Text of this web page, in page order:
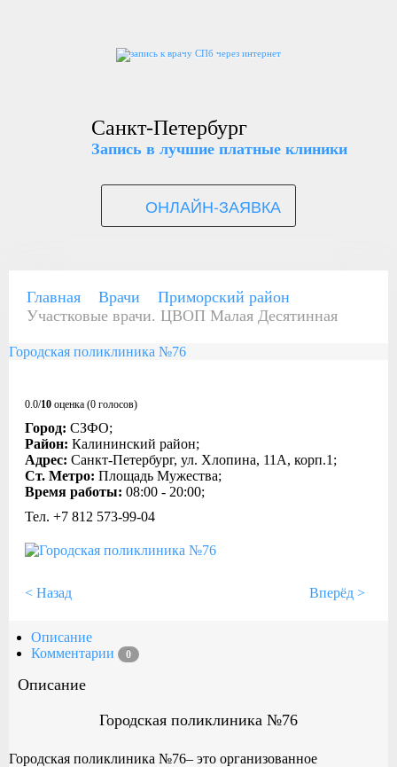
Санкт-Петербург
Запись в лучшие платные клиники
ОНЛАЙН-ЗАЯВКА
Главная Врачи
Приморский район
Участковые врачи. ЦВОП Малая Десятинная
Городская поликлиника №76
0.0/10 оценка (0 голосов)
Город: СЗФО;
Район: Калининский район;
Адрес: Санкт-Петербург, ул. Хлопина, 11А, корп.1;
Ст. Метро: Площадь Мужества;
Время работы: 08:00 - 20:00;
Тел. +7 812 573‑99-04
< Назад Вперёд >
Описание
Комментарии
0
Описание
Городская поликлиника №76
Городская поликлиника №76– это организованное